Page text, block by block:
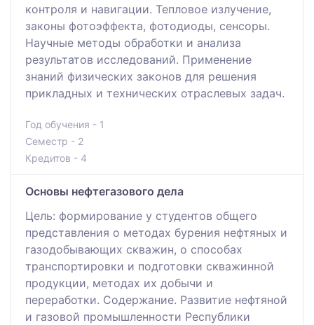
контроля и навигации. Тепловое излучение,
законы фотоэффекта, фотодиоды, сенсоры.
Научные методы обработки и анализа
результатов исследований. Применение
знаний физических законов для решения
прикладных и технических отраслевых задач.
Год обучения - 1
Семестр - 2
Кредитов - 4
Основы нефтегазового дела
Цель: формирование у студентов общего
представления о методах бурения нефтяных и
газодобывающих скважин, о способах
транспортировки и подготовки скважинной
продукции, методах их добычи и
переработки. Содержание. Развитие нефтяной
и газовой промышленности Республики